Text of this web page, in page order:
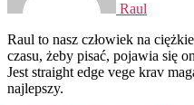
Raul
Raul to nasz człowiek na
czasu, żeby pisać, pojawia się
Jest straight edge vege krav
najlepszy.